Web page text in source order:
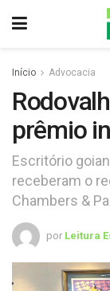
Início Advocacia
prêmio
Escritório
receberam o
Chambers &
por Leitura